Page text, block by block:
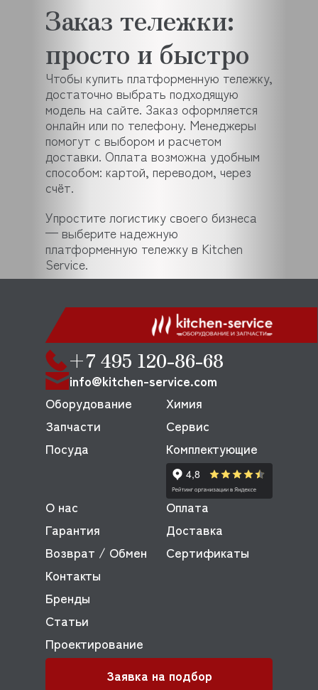
Заказ тележки:
просто и быстро
Чтобы купить платформенную тележку,
достаточно выбрать подходящую
модель на сайте. Заказ оформляется
онлайн или по телефону. Менеджеры
помогут с выбором и расчетом
доставки. Оплата возможна удобным
способом: картой, переводом, через
счёт.
Упростите логистику своего бизнеса
— выберите надежную
платформенную тележку в Kitchen
Service.
+7 495 120-86-68
info@kitchen-service.com
Оборудование
Запчасти
Посуда
Химия
Сервис
Комплектующие
О нас
Оплата
Гарантия
Доставка
Возврат / Обмен
Сертификаты
Контакты
Бренды
Статьи
Проектирование
Заявка на подбор